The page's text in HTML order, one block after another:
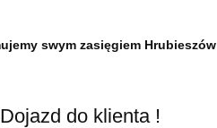
swym zasięgiem Hrubieszów
do klienta !